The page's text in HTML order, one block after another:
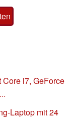
i7, GeForce
Laptop mit 24